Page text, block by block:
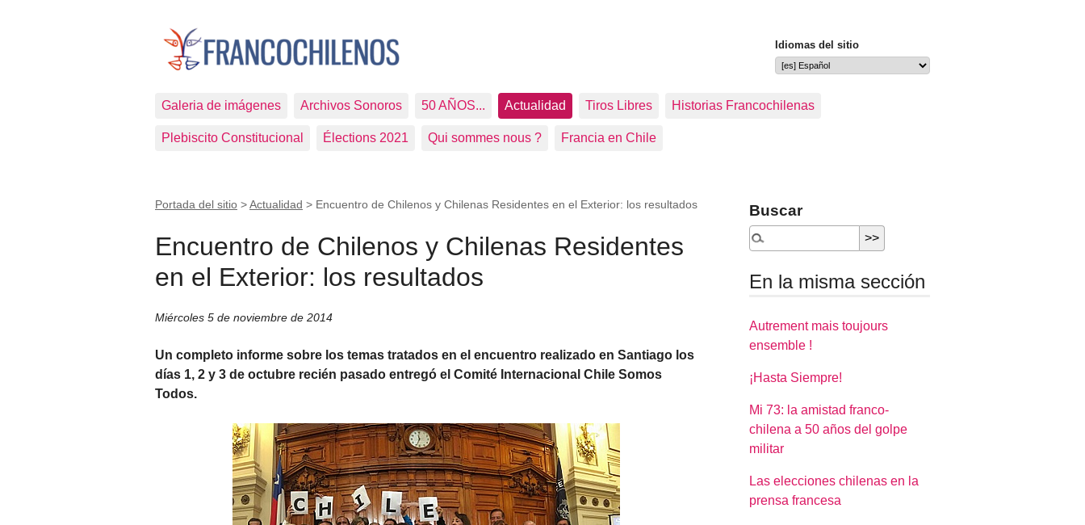
Idiomas del sitio
Galeria de imágenes Archivos Sonoros 50 AÑOS... Actualidad Tiros Libres Historias Francochilenas
Plebiscito Constitucional Élections 2021 Qui sommes nous ? Francia en Chile
Portada del sitio >Actualidad > Encuentro de Chilenos y Chilenas Residentes en el Exterior: los resultados
Encuentro de Chilenos y Chilenas Residentes
en el Exterior: los resultados
Miércoles 5 de noviembre de 2014
Un completo informe sobre los temas tratados en el encuentro realizado en Santiago los
días 1, 2 y 3 de octubre recién pasado entregó el Comité Internacional Chile Somos
Todos.
Buscar
En la misma sección
Autrement mais toujours
ensemble !
¡Hasta Siempre!
Mi 73: la amistad franco-
chilena a 50 años del golpe
militar
Las elecciones chilenas en la
prensa francesa